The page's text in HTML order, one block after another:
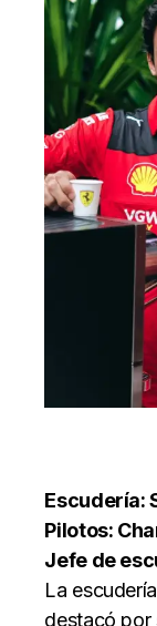
Escudería:
Pilotos:
Jefe de
La
destacó por